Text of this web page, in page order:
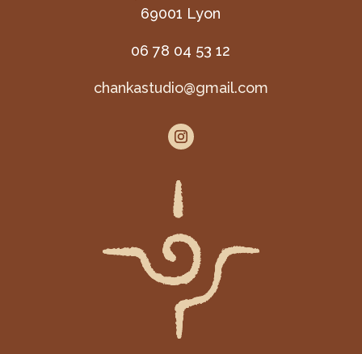
69001 Lyon
06 78 04 53 12
chankastudio@gmail.com